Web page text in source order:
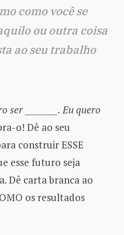
como você se
ou outra coisa
ao seu trabalho
ser ________. Eu quero
o! Dê ao seu
construir ESSE
esse futuro seja
Dê carta branca ao
os resultados